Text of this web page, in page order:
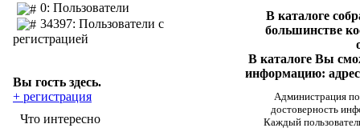
0: Пользователи
34397: Пользователи с
регистрацией
Вы гость здесь.
+ регистрация
Что интересно
В каталоге
большинстве
В каталоге Вы
информацию:
Администрация
достоверность
Каждый